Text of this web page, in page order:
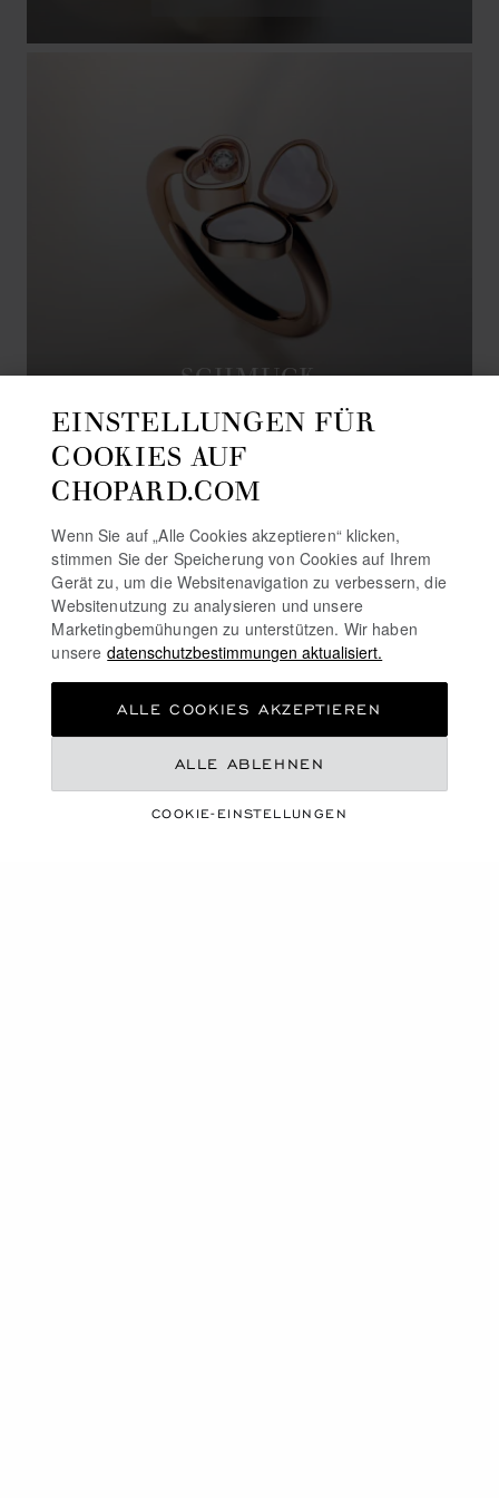
SCHMUCK
MEHR ENTDECKEN
ACCESSOIRES
EINSTELLUNGEN FÜR
COOKIES AUF
CHOPARD.COM
Wenn Sie auf „Alle Cookies akzeptieren“ klicken,
stimmen Sie der Speicherung von Cookies auf Ihrem
Gerät zu, um die Websitenavigation zu verbessern, die
Websitenutzung zu analysieren und unsere
Marketingbemühungen zu unterstützen. Wir haben
unsere datenschutzbestimmungen aktualisiert.
COOKIE-EINSTELLUNGEN
ALLE ABLEHNEN
ALLE COOKIES AKZEPTIEREN